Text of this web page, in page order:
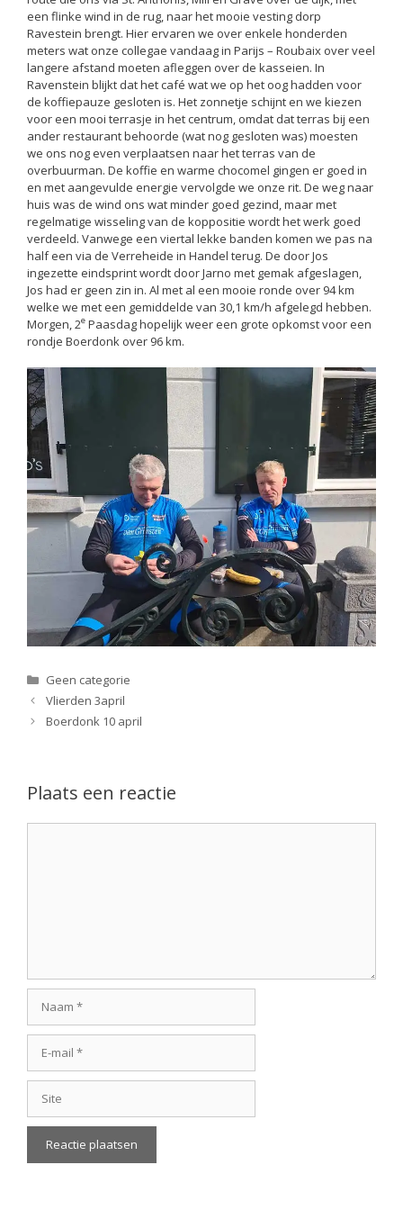
een flinke wind in de rug, naar het mooie vesting dorp
Ravestein brengt. Hier ervaren we over enkele honderden
meters wat onze collegae vandaag in Parijs – Roubaix over veel
langere afstand moeten afleggen over de kasseien. In
Ravenstein blijkt dat het café wat we op het oog hadden voor
de koffiepauze gesloten is. Het zonnetje schijnt en we kiezen
voor een mooi terrasje in het centrum, omdat dat terras bij een
ander restaurant behoorde (wat nog gesloten was) moesten
we ons nog even verplaatsen naar het terras van de
overbuurman. De koffie en warme chocomel gingen er goed in
en met aangevulde energie vervolgde we onze rit. De weg naar
huis was de wind ons wat minder goed gezind, maar met
regelmatige wisseling van de koppositie wordt het werk goed
verdeeld. Vanwege een viertal lekke banden komen we pas na
half een via de Verreheide in Handel terug. De door Jos
ingezette eindsprint wordt door Jarno met gemak afgeslagen,
Jos had er geen zin in. Al met al een mooie ronde over 94 km
welke we met een gemiddelde van 30,1 km/h afgelegd hebben.
Morgen, 2e Paasdag hopelijk weer een grote opkomst voor een
rondje Boerdonk over 96 km.
Categorieën
Geen categorie
Vlierden 3april
Boerdonk 10 april
Plaats een reactie
mail